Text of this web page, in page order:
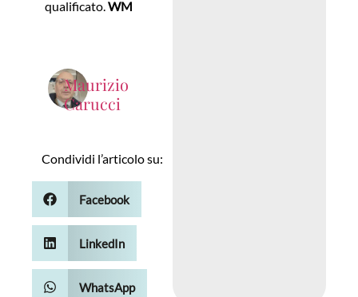
qualificato.WM
Maurizio
Carucci
Condividi l’articolo su:
Facebook
LinkedIn
WhatsApp